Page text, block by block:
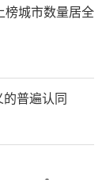
榜城市数量居全
普遍认同